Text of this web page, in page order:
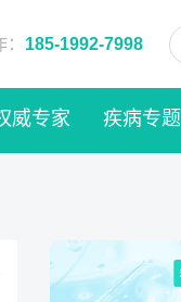
185-1992-7998
威专家 疾病专题